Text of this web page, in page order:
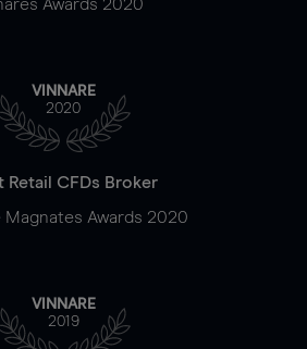
Awards 2020
VINNARE
2020
Retail CFDs Broker
Magnates Awards 2020
VINNARE
2019